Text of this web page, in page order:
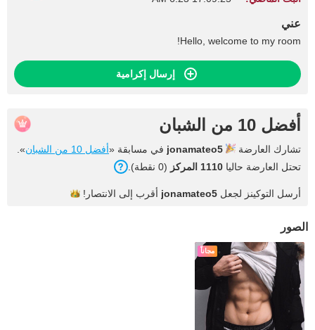
عني
Hello, welcome to my room!
إرسال إكرامية
أفضل 10 من الشبان
تشارك العارضة jonamateo5 في مسابقة «أفضل 10 من الشبان
».
تحتل العارضة حاليا 1110 المركز (0 نقطة).
أرسل التوكينز لجعل jonamateo5 أقرب إلى الانتصار!
الصور
مجاناً